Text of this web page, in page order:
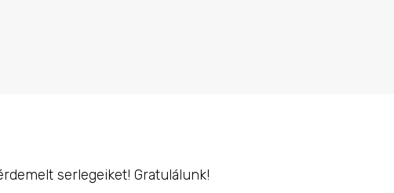
serlegeiket! Gratulálunk!